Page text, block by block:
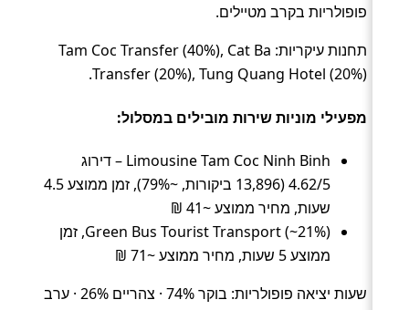
פופולריות בקרב מטיילים.
תחנות עיקריות: Tam Coc Transfer (40%), Cat Ba
Transfer (20%), Tung Quang Hotel (20%).
מפעילי מוניות שירות מובילים במסלול:
Limousine Tam Coc Ninh Binh – דירוג
4.62/5 (13,896 ביקורות, ~79%), זמן ממוצע 4.5
שעות, מחיר ממוצע ~41 ₪
Green Bus Tourist Transport (~21%), זמן
ממוצע 5 שעות, מחיר ממוצע ~71 ₪
שעות יציאה פופולריות: בוקר 74% · צהריים 26% · ערב